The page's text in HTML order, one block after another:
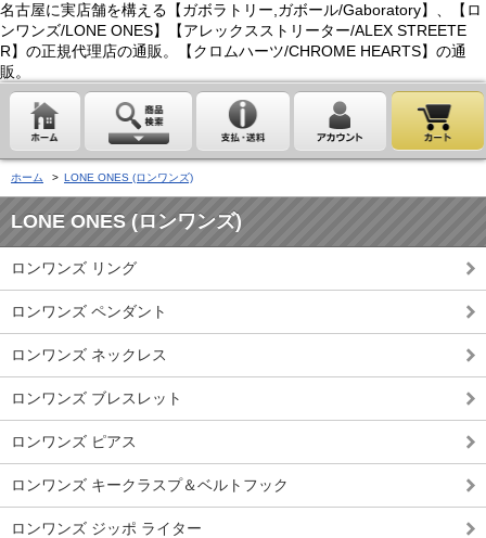
名古屋に実店舗を構える【ガボラトリー,ガボール/Gaboratory】、【ロ
ンワンズ/LONE ONES】【アレックスストリーター/ALEX STREETE
R】の正規代理店の通販。【クロムハーツ/CHROME HEARTS】の通
販。
ホーム > LONE ONES (ロンワンズ)
LONE ONES (ロンワンズ)
ロンワンズ リング
ロンワンズ ペンダント
ロンワンズ ネックレス
ロンワンズ ブレスレット
ロンワンズ ピアス
ロンワンズ キークラスプ＆ベルトフック
ロンワンズ ジッポ ライター